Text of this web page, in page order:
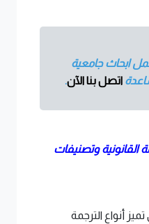
ابحاث جامعية
اتصل بنا الآن.
القانونية وتصنيفات
أنواع الترجمة